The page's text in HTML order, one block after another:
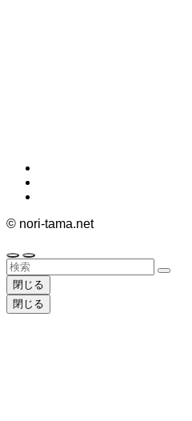
© nori-tama.net
閉じる
閉じる